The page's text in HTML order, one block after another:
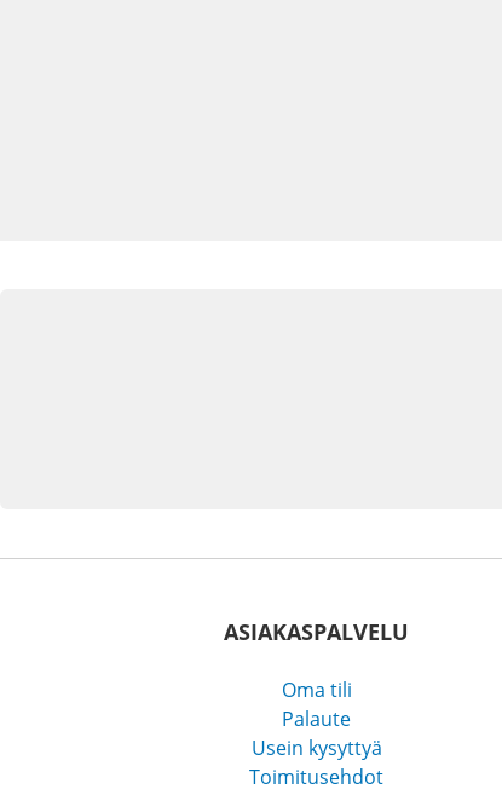
ASIAKASPALVELU
Oma tili
Palaute
Usein kysyttyä
Toimitusehdot